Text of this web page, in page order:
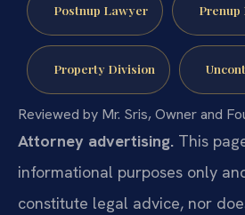
Postnup Lawyer
Property Division
Reviewed by Mr. Sris, Owner and
Attorney advertising. This
informational purposes only
constitute legal advice, nor